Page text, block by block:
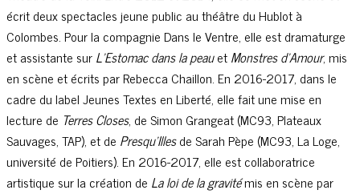
écrit deux spectacles jeune public au théâtre du Hublot à
Colombes. Pour la compagnie Dans le Ventre, elle est dramaturge
et assistante surL’Estomac dans la peauetMonstres d’Amour, mis
en scène et écrits par Rebecca Chaillon. En 2016-2017, dans le
cadre du label Jeunes Textes en Liberté, elle fait une mise en
lecture de Terres Closes, de Simon Grangeat (MC93, Plateaux
Sauvages, TAP), et de Presqu’Illesde Sarah Pèpe (MC93, La Loge,
université de Poitiers). En 2016-2017, elle est collaboratrice
artistique sur la création de La loi de la gravitémis en scène par